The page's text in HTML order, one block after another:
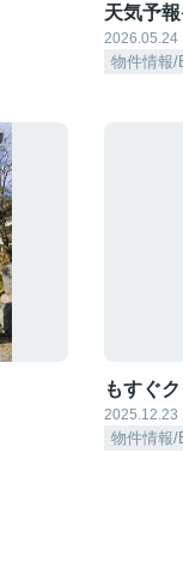
天気予
2026.05.24
物件情報/
もすぐ
2025.12.23
物件情報/